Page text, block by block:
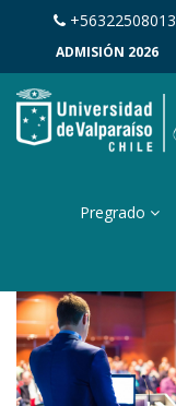
+56322508013
ADMISIÓN 2026
Pregrado